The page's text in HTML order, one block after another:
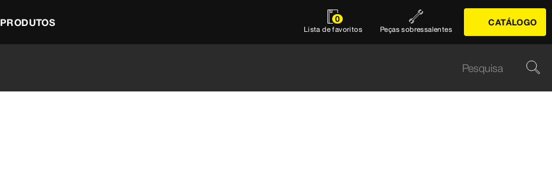
PRODUTOS 0
Lista de favoritos Peças sobressalentes
CATÁLOGO